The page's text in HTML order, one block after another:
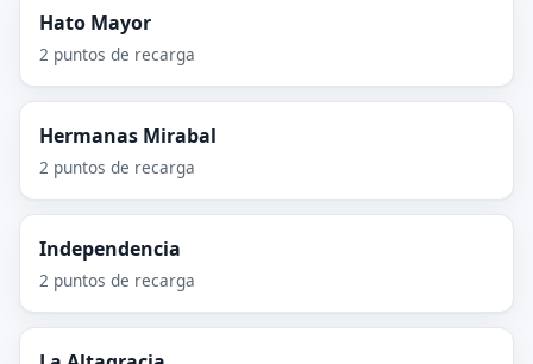
Hato Mayor
2 puntos de recarga
Hermanas Mirabal
2 puntos de recarga
Independencia
2 puntos de recarga